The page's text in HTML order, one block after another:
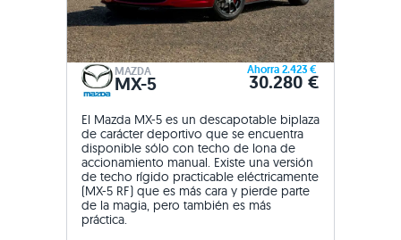
MAZDA
MX-5
Ahorra 2.423 €
30.280 €
El Mazda MX-5 es un descapotable biplaza
de carácter deportivo que se encuentra
disponible sólo con techo de lona de
accionamiento manual. Existe una versión
de techo rígido practicable eléctricamente
(MX-5 RF) que es más cara y pierde parte
de la magia, pero también es más
práctica.